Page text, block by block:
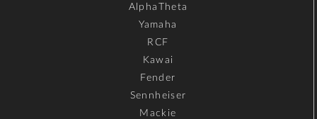
AlphaTheta
Yamaha
RCF
Kawai
Fender
Sennheiser
Mackie